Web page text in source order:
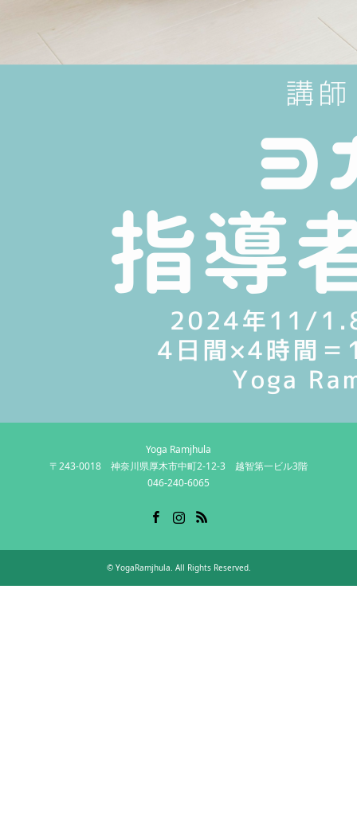
Yoga Ramjhula
〒243-0018 神奈川県厚木市中町2-12-3 越智第一ビル3階
046-240-6065
© YogaRamjhula . All Rights Reserved.